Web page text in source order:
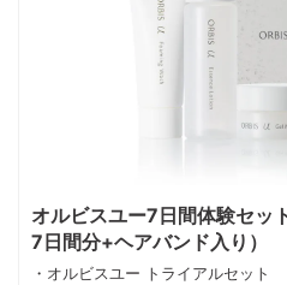
オルビスユー7日間体験セッ
7日間分+ヘアバンド入り）
・オルビスユー トライアルセット